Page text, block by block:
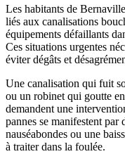
Les habitants de
liés aux canalisations
équipements défaillants
Ces situations urgentes
éviter dégâts et
Une canalisation qui fuit
ou un robinet qui goutte
demandent une
pannes se manifestent par
nauséabondes ou une
à traiter dans la foulée.